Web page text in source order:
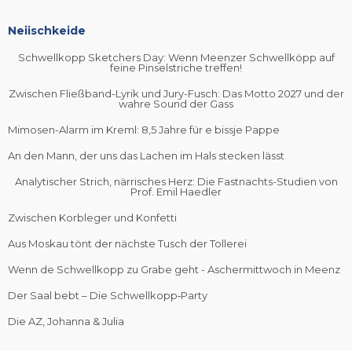
Neiischkeide
Schwellkopp Sketchers Day: Wenn Meenzer Schwellköpp auf
feine Pinselstriche treffen!
Zwischen Fließband-Lyrik und Jury-Fusch: Das Motto 2027 und der
wahre Sound der Gass
Mimosen-Alarm im Kreml: 8,5 Jahre für e bissje Pappe
An den Mann, der uns das Lachen im Hals stecken lässt
Analytischer Strich, närrisches Herz: Die Fastnachts-Studien von
Prof. Emil Haedler
Zwischen Korbleger und Konfetti
Aus Moskau tönt der nächste Tusch der Tollerei
Wenn de Schwellkopp zu Grabe geht - Aschermittwoch in Meenz
Der Saal bebt – Die Schwellkopp‑Party
Die AZ, Johanna & Julia